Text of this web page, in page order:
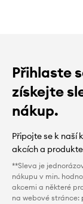
Přihlaste
získejte
nákup.
Připojte se k naší
akcích a
**Sleva je
nákupu v min.
akcemi a některé
na webové stránce: